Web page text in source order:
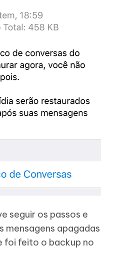
seguir os passos e
mensagens apagadas
foi feito o backup no